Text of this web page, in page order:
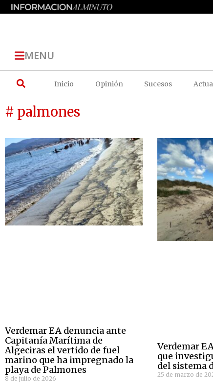
MENU
Inicio Opinión Sucesos
# palmones
Verdemar EA denuncia ante
Capitanía Marítima de
Algeciras el vertido de fuel
marino que ha impregnado la
playa de Palmones
8 de julio de 2026
Verdemar
que
del sistema
25 de marzo de